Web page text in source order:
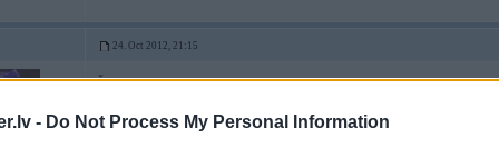
- Do Not Process My Personal Information
24. Oct 2012, 21:15
Šodien tiku pie Golf MK2 1.6D pa Ls 5oo, par pārsteigumu bundža pat